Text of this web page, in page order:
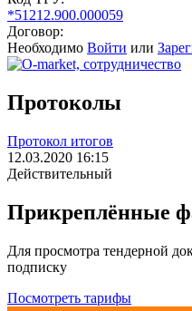
*51212.900.000059
Договор:
Необходимо Войти или
Протоколы
Протокол итогов
12.03.2020 16:15
Действительный
Прикреплённые
Для просмотра тендерной
подписку
Посмотреть тарифы